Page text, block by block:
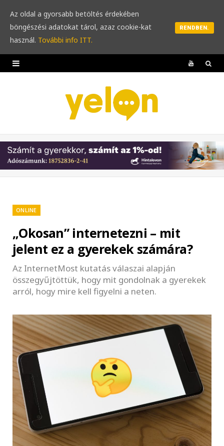
Y
u
b
e
ONLINE
„Okosan” internetezni – mit
jelent ez a gyerekek számára?
Az InternetMost kutatás válaszai alapján
összegyűjtöttük, hogy mit gondolnak a gyerekek
arról, hogy mire kell figyelni a neten.
Az oldal a gyorsabb betöltés érdekében
böngészési adatokat tárol, azaz cookie-kat
használ. További info ITT.
RENDBEN.